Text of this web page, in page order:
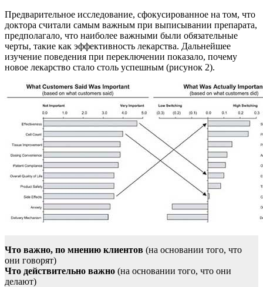
Предварительное исследование, сфокусированное на том, что
доктора считали самым важным при выписывании препарата,
предполагало, что наиболее важными были обязательные
черты, такие как эффективность лекарства. Дальнейшее
изучение поведения при переключении показало, почему
новое лекарство стало столь успешным (рисунок 2).
Что важно, по мнению клиентов (на основании того, что
они говорят)
Что действительно важно (на основании того, что они
делают)